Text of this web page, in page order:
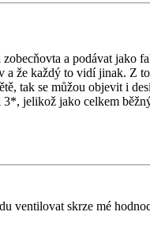
a podávat jako
že každý to vidí jinak. Z
tak se můžou objevit i
jelikož jako celkem
ventilovat skrze mé